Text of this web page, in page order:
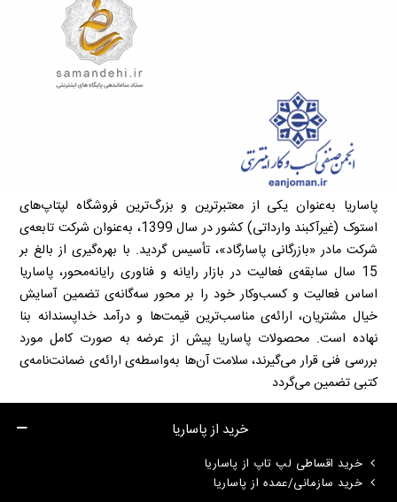
پاساریا به‌عنوان یکی از معتبرترین و بزرگ‌ترین فروشگاه لپتاپ‌های
استوک (غیرآکبند وارداتی) کشور در سال 1399، به‌عنوان شرکت تابعه‌ی
شرکت مادر «بازرگانی پاسارگاد»، تأسیس گردید. با بهره‌گیری از بالغ بر
15 سال سابقه‌ی فعالیت در بازار رایانه و فناوری رایانه‌محور، پاساریا
اساس فعالیت و کسب‌وکار خود را بر محور سه‌گانه‌ی تضمین آسایش
خیال مشتریان، ارائه‌ی مناسب‌ترین قیمت‌ها و درآمد خداپسندانه بنا
نهاده است. محصولات پاساریا پیش از عرضه به صورت کامل مورد
بررسی فنی قرار می‌گیرند، سلامت آن‌ها به‌واسطه‌ی ارائه‌ی ضمانت‌نامه‌ی
کتبی تضمین می‌گردد
خرید از پاساریا
خرید اقساطی لپ تاپ از پاساریا
خرید سازمانی/عمده از پاساریا